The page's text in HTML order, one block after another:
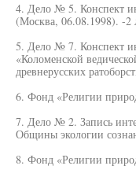
4. Дело № 5. Конспект
(Москва, 06.08.1998). -2
5. Дело № 7. Конспект
«Коломенской
древнерусских
6. Фонд «Религии
7. Дело № 2. Запись
Общины экологии
8. Фонд «Религии